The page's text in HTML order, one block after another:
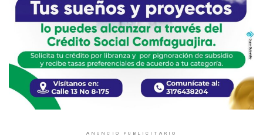
ANUNCIO PUBLICITARIO